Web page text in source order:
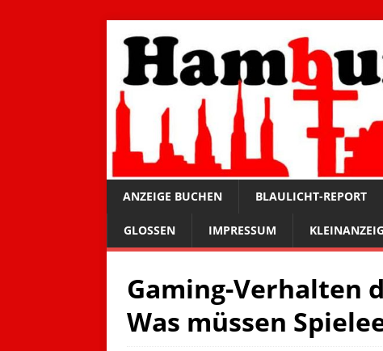
ANZEIGE BUCHEN BLAULICHT-REPORT
GLOSSEN IMPRESSUM
Gaming-Verhalten
Was müssen